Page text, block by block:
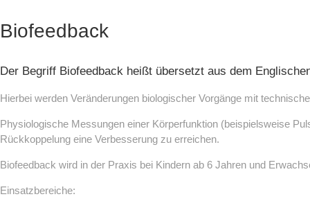
Neurologie
Neurofeedback
Psychiatrie
Biofeedback
Kontakt
Impressum
Datenschutz
Biofeedback
Der Begriff Biofeedback heißt übersetzt aus dem
Hierbei werden Veränderungen biologischer Vorgänge mit
Physiologische Messungen einer Körperfunktion (beispielsweise
Rückkoppelung eine Verbesserung zu erreichen.
Biofeedback wird in der Praxis bei Kindern ab 6 Jahren und
Einsatzbereiche: